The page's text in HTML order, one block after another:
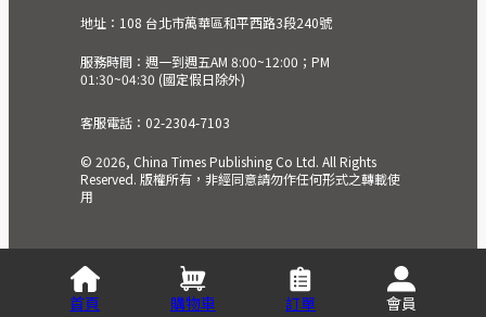
地址：108 台北市萬華區和平西路3段240號
服務時間：週一到週五AM 8:00~12:00；PM
01:30~04:30 (國定假日除外)
客服電話：02-2304-7103
© 2026, China Times Publishing Co Ltd. All Rights
Reserved. 版權所有，非經同意請勿作任何形式之轉載使
用
首頁 購物車 訂單 會員